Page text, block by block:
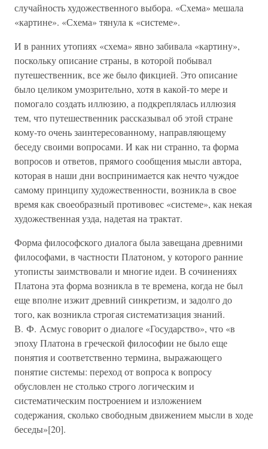
случайность художественного выбора. «Схема» мешала
«картине». «Схема» тянула к «системе».
И в ранних утопиях «схема» явно забивала «картину»,
поскольку описание страны, в которой побывал
путешественник, все же было фикцией. Это описание
было целиком умозрительно, хотя в какой-то мере и
помогало создать иллюзию, а подкреплялась иллюзия
тем, что путешественник рассказывал об этой стране
кому-то очень заинтересованному, направляющему
беседу своими вопросами. И как ни странно, та форма
вопросов и ответов, прямого сообщения мысли автора,
которая в наши дни воспринимается как нечто чуждое
самому принципу художественности, возникла в свое
время как своеобразный противовес «системе», как некая
художественная узда, надетая на трактат.
Форма философского диалога была завещана древними
философами, в частности Платоном, у которого ранние
утописты заимствовали и многие идеи. В сочинениях
Платона эта форма возникла в те времена, когда не был
еще вполне изжит древний синкретизм, и задолго до
того, как возникла строгая систематизация знаний.
В. Ф. Асмус говорит о диалоге «Государство», что «в
эпоху Платона в греческой философии не было еще
понятия и соответственно термина, выражающего
понятие системы: переход от вопроса к вопросу
обусловлен не столько строго логическим и
систематическим построением и изложением
содержания, сколько свободным движением мысли в ходе
беседы»[20].